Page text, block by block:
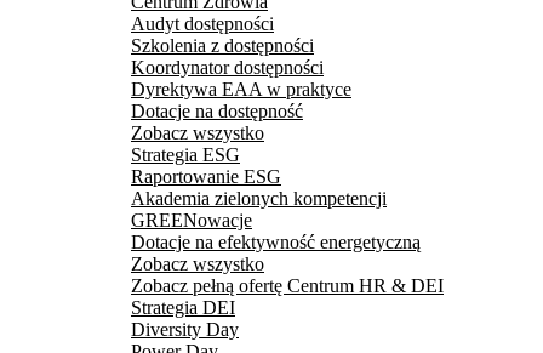
Audyt dostępności
Szkolenia z dostępności
Koordynator dostępności
Dyrektywa EAA w praktyce
Dotacje na dostępność
Zobacz wszystko
Strategia ESG
Raportowanie ESG
Akademia zielonych kompetencji
GREENowacje
Dotacje na efektywność energetyczną
Zobacz wszystko
Zobacz pełną ofertę Centrum HR & DEI
Strategia DEI
Diversity Day